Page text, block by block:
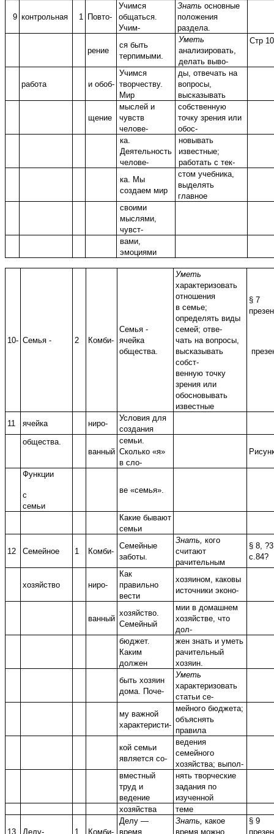
9 контрольная 1 Повто-
Учимся
общаться.
Учим-
Знать основные
положения
раздела.
рение
ся быть
терпимыми.
Уметь
анализировать,
делать выво-
Стр
работа и обоб-
Учимся
творчеству.
Мир
ды, отвечать на
вопросы,
высказывать
щение
мыслей и
чувств
челове-
собственную
точку зрения или
обос-
ка.
Деятельность
челове-
новывать
известные;
работать с тек-
ка. Мы
создаем мир
стом учебника,
выделять
главное
своими
мыслями,
чувст-
вами,
эмоциями
10- Семья - 2 Комби-
Семья -
ячейка
общества.
Уметь
характеризовать
отношения
в семье;
определять виды
семей; отве-
чать на вопросы,
высказывать
собст-
венную точку
зрения или
обосновывать
известные
§ 7
11 ячейка ниро-
Условия для
создания
общества.
ванный
семьи.
Сколько «я»
в сло-
Функции
с
семьи
ве «семья».
Какие бывают
семьи
12 Семейное 1 Комби-
Семейные
заботы.
Знать, кого
считают
рачительным
§ 8, ?3
с.84?
хозяйство ниро-
Как
правильно
вести
хозяином, каковы
источники эконо-
ванный
хозяйство.
Семейный
мии в домашнем
хозяйстве, что
дол-
бюджет.
Каким
должен
жен знать и уметь
рачительный
хозяин.
быть хозяин
дома. Поче-
Уметь
характеризовать
статьи се-
му важной
характеристи-
мейного бюджета;
объяснять
правила
кой семьи
является со-
ведения
семейного
хозяйства; выпол-
вместный
труд и
ведение
нять творческие
задания по
изученной
хозяйства
теме
13 Делу- 1 Комби-
Делу —
время,
Знать, какое
время можно
§ 9